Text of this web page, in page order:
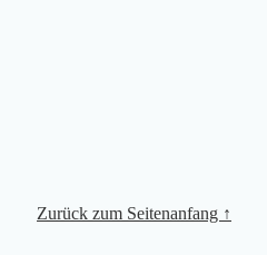
Zurück zum Seitenanfang ↑